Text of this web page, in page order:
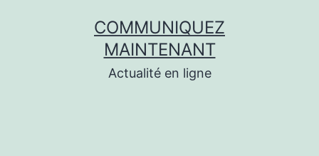
COMMUNIQUEZ
MAINTENANT
Actualité en ligne